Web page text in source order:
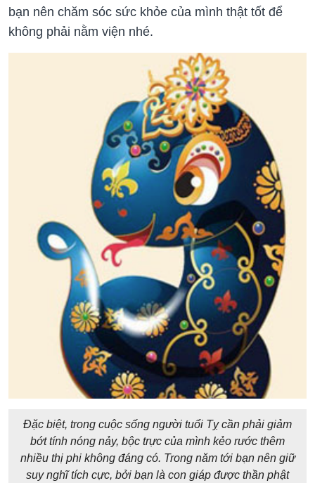
bạn nên chăm sóc sức khỏe của mình thật tốt để
không phải nằm viện nhé.
Đặc biệt, trong cuộc sống người tuổi Tỵ cần phải giảm
bớt tính nóng nảy, bộc trực của mình kẻo rước thêm
nhiều thị phi không đáng có. Trong năm tới bạn nên giữ
suy nghĩ tích cực, bởi bạn là con giáp được thần phật